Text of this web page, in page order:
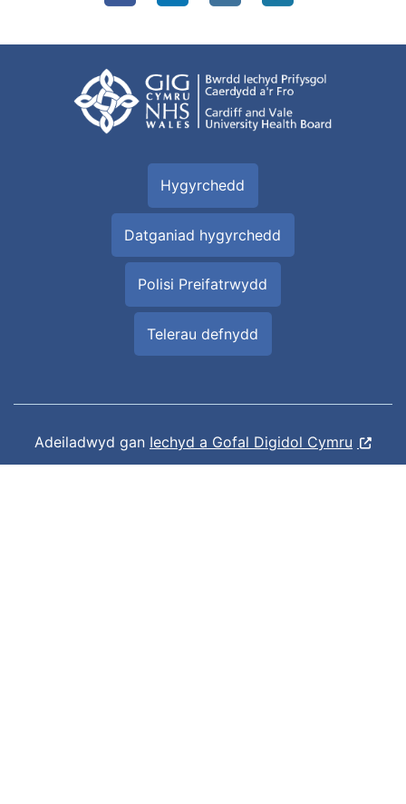
Hygyrchedd
Datganiad hygyrchedd
Polisi Preifatrwydd
Telerau defnydd
Adeiladwyd gan Iechyd a Gofal Digidol Cymru